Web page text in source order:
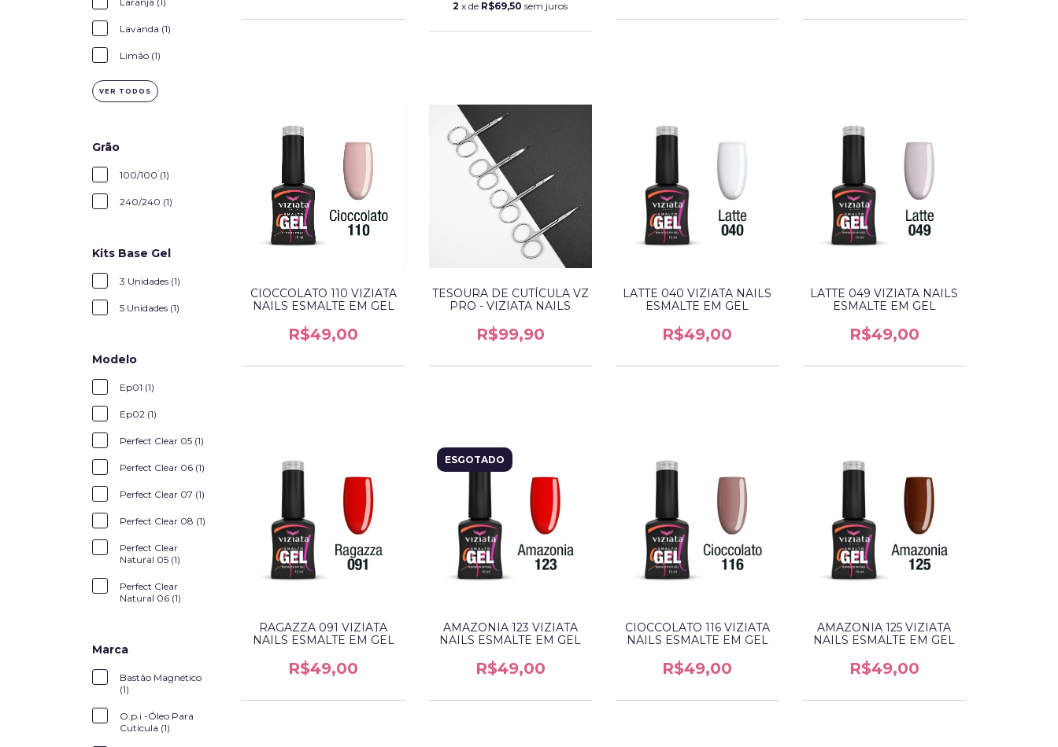
Lavanda (1)
Limão (1)
VER TODOS
Grão
100/100 (1)
240/240 (1)
Kits Base Gel
3 Unidades (1)
5 Unidades (1)
Modelo
Ep01 (1)
Ep02 (1)
Perfect Clear 05 (1)
Perfect Clear 06 (1)
Perfect Clear 07 (1)
Perfect Clear 08 (1)
Perfect Clear
Natural 05 (1)
Perfect Clear
Natural 06 (1)
Marca
Bastão Magnético
(1)
O.p.i -Óleo Para
Cutícula (1)
2 x de R$69,50 sem juros
CIOCCOLATO 110 VIZIATA
NAILS ESMALTE EM GEL
R$49,00
TESOURA DE CUTÍCULA VZ
PRO - VIZIATA NAILS
R$99,90
LATTE 040 VIZIATA NAILS
ESMALTE EM GEL
R$49,00
LATTE 049 VIZIATA NAILS
ESMALTE EM GEL
R$49,00
RAGAZZA 091 VIZIATA
NAILS ESMALTE EM GEL
R$49,00
ESGOTADO
AMAZONIA 123 VIZIATA
NAILS ESMALTE EM GEL
R$49,00
CIOCCOLATO 116 VIZIATA
NAILS ESMALTE EM GEL
R$49,00
AMAZONIA 125 VIZIATA
NAILS ESMALTE EM GEL
R$49,00